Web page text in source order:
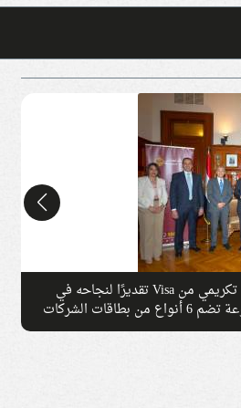
بنك مصر يحصل على درع تكريمي من Visa تقديرًا لنجاحه في
إطلاق باقة متكاملة ومتنوعة تضم 6 أنواع من بطاقات الشركات